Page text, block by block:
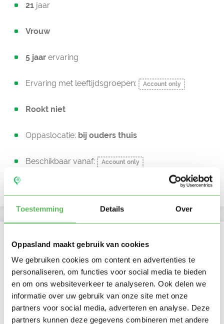
Toestemming Details Over
Oppasland maakt gebruik van cookies
We gebruiken cookies om content en advertenties te
personaliseren, om functies voor social media te bieden
en om ons websiteverkeer te analyseren. Ook delen we
informatie over uw gebruik van onze site met onze
partners voor social media, adverteren en analyse. Deze
partners kunnen deze gegevens combineren met andere
21 jaar
Vrouw
5 jaar ervaring
Ervaring met leeftijdsgroepen: Account only
Rookt niet
Oppaslocatie: bij ouders thuis
Beschikbaar vanaf: Account only
Ma Wo Do Vr
Nacht
NIEUW